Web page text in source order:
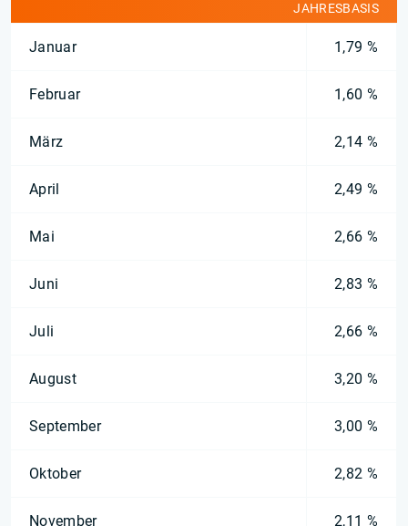
JAHRESBASIS
Januar 1,79 %
Februar 1,60 %
März 2,14 %
April 2,49 %
Mai 2,66 %
Juni 2,83 %
Juli 2,66 %
August 3,20 %
September 3,00 %
Oktober 2,82 %
November 2,11 %